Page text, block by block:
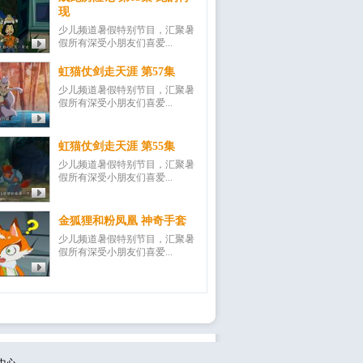
现
少儿频道暑假特别节目，汇聚暑
假所有深受小朋友们喜爱...
虹猫仗剑走天涯 第57集
少儿频道暑假特别节目，汇聚暑
假所有深受小朋友们喜爱...
虹猫仗剑走天涯 第55集
少儿频道暑假特别节目，汇聚暑
假所有深受小朋友们喜爱...
金狐狸和粉凤凰 神奇手套
少儿频道暑假特别节目，汇聚暑
假所有深受小朋友们喜爱...